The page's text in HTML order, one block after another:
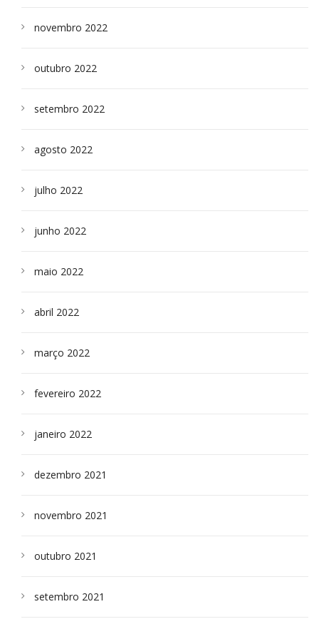
novembro 2022
outubro 2022
setembro 2022
agosto 2022
julho 2022
junho 2022
maio 2022
abril 2022
março 2022
fevereiro 2022
janeiro 2022
dezembro 2021
novembro 2021
outubro 2021
setembro 2021